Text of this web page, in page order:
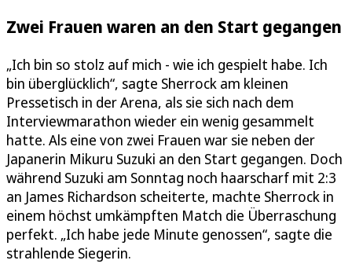
Zwei Frauen waren an den Start gegangen
„Ich bin so stolz auf mich - wie ich gespielt habe. Ich
bin überglücklich“, sagte Sherrock am kleinen
Pressetisch in der Arena, als sie sich nach dem
Interviewmarathon wieder ein wenig gesammelt
hatte. Als eine von zwei Frauen war sie neben der
Japanerin Mikuru Suzuki an den Start gegangen. Doch
während Suzuki am Sonntag noch haarscharf mit 2:3
an James Richardson scheiterte, machte Sherrock in
einem höchst umkämpften Match die Überraschung
perfekt. „Ich habe jede Minute genossen“, sagte die
strahlende Siegerin.